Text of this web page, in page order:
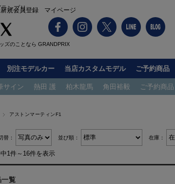
ンプリ
ズのことなら GRANDPRIX
新規会員登録 マイページ
別注モデルカー 当店カスタムモデル ご予約商品
サイン 熱田 護 柏木龍馬 角田裕毅 ご予約商品
アストンマーティンF1
替： 並び順： 在庫：
1件～16件を表示
一覧